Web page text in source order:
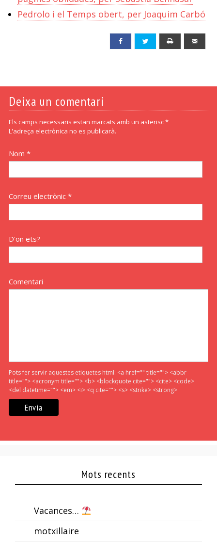
Pedrolo i el Temps obert, per Joaquim Carbó
Facebook Twitter
Deixa un comentari
Els camps necessaris estan marcats amb un asterisc *
L'adreça electrònica no es publicarà.
Nom *
Correu electrònic *
D'on ets?
Comentari
Pots fer servir aquestes etiquetes html: <a href="" title=""> <abbr
title=""> <acronym title=""> <b> <blockquote cite=""> <cite> <code>
<del datetime=""> <em> <i> <q cite=""> <s> <strike> <strong>
Mots recents
Vacances…
motxillaire